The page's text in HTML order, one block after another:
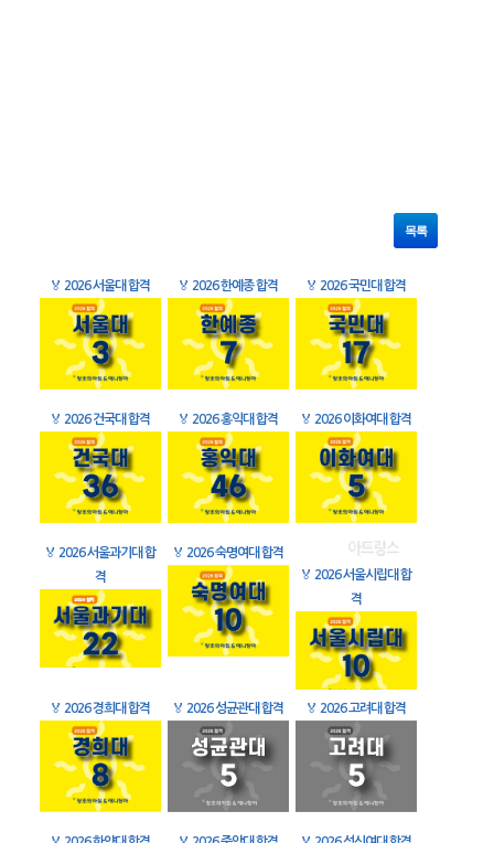
목록
🏅 2026 서울대 합격 🏅 2026 한예종 합격 🏅 2026 국민대 합격
🏅 2026 건국대 합격 🏅 2026 홍익대 합격 🏅 2026 이화여대 합격
🏅 2026 서울과기대 합
격
🏅 2026 숙명여대 합격
🏅 2026 서울시립대 합
격
🏅 2026 경희대 합격 🏅 2026 성균관대 합격 🏅 2026 고려대 합격